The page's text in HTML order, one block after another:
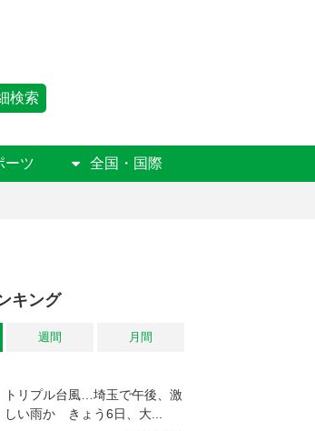
検索
ーツ 全国・国際
キング
週間 月間
トリプル台風…埼玉で午後、激
しい雨か きょう6日、大...